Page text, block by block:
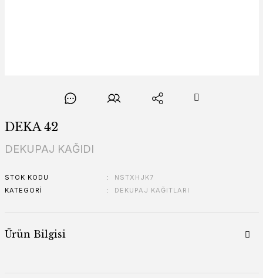
DEKA 42
DEKUPAJ KAĞIDI
STOK KODU
NSTXHJK7
KATEGORI
DEKUPAJ KAĞITLARI
Ürün Bilgisi